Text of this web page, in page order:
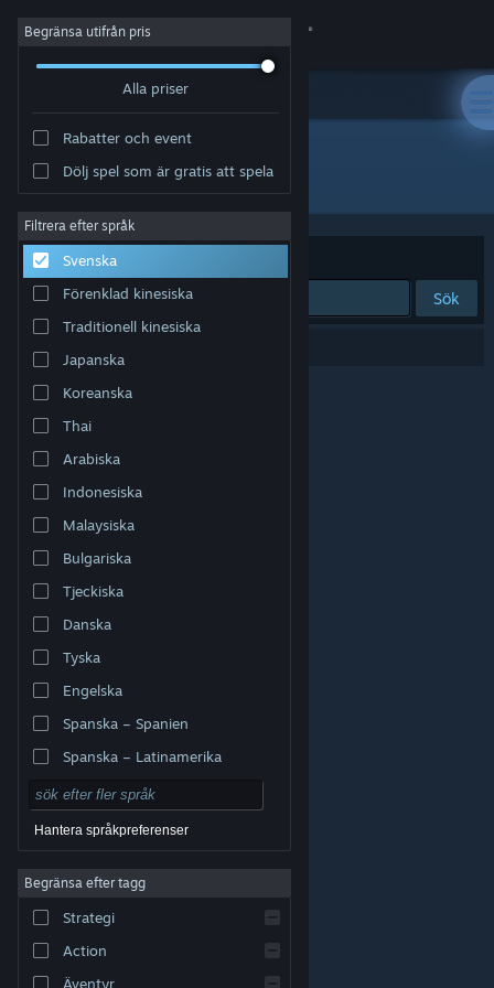
Logga in
Om
Support
Byt språk
Skaffa Steams mobilapp
Se skrivbordswebbplats
varumärken tillhör respektive ägare i USA och andra
Tillgänglighet
Återbetalningar|
Begränsa utifrån pris
Alla priser
Rabatter och event
Dölj spel som är gratis att spela
Filtrera efter språk
Svenska
Förenklad kinesiska
Traditionell kinesiska
Japanska
Koreanska
Thai
Arabiska
Indonesiska
Malaysiska
Bulgariska
Tjeckiska
Danska
Tyska
Engelska
Spanska – Spanien
Spanska – Latinamerika
Hantera språkpreferenser
Begränsa efter tagg
Strategi
Action
Äventyr
"Winston Carter"
Sortera efter Relevans
Sök